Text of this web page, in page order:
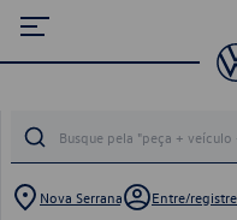
Nova Serrana Entre/